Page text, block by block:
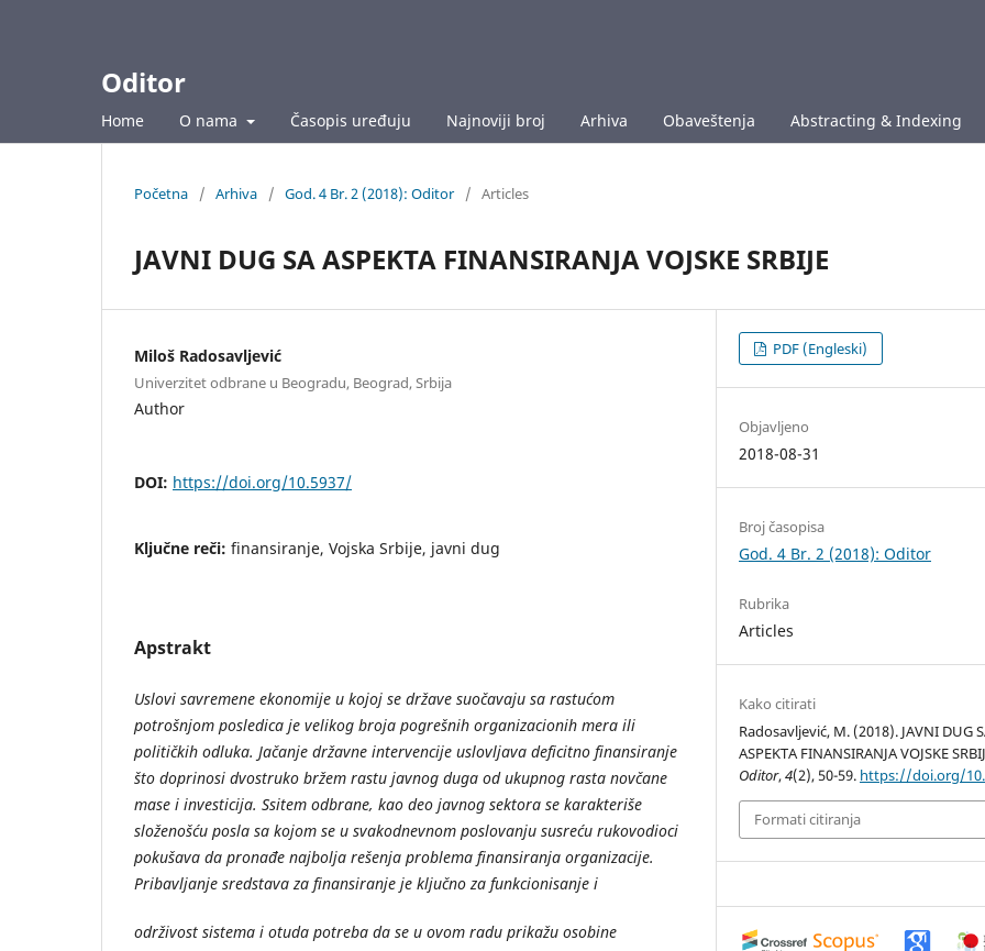
Oditor
Home O nama Časopis uređuju Najnoviji broj Arhiva Obaveštenja Abstracting & Indexing
Početna / Arhiva / God. 4 Br. 2 (2018): Oditor / Articles
JAVNI DUG SA ASPEKTA FINANSIRANJA VOJSKE SRBIJE
Miloš Radosavljević
Univerzitet odbrane u Beogradu, Beograd, Srbija
Author
DOI: https://doi.org/10.5937/
Ključne reči: finansiranje, Vojska Srbije, javni dug
Apstrakt
Uslovi savremene ekonomije u kojoj se države suočavaju sa rastućom
potrošnjom posledica je velikog broja pogrešnih organizacionih mera ili
političkih odluka. Jačanje državne intervencije uslovljava deficitno finansiranje
što doprinosi dvostruko bržem rastu javnog duga od ukupnog rasta novčane
mase i investicija. Ssitem odbrane, kao deo javnog sektora se karakteriše
složenošću posla sa kojom se u svakodnevnom poslovanju susreću rukovodioci
pokušava da pronađe najbolja rešenja problema finansiranja organizacije.
Pribavljanje sredstava za finansiranje je ključno za funkcionisanje i
održivost sistema i otuda potreba da se u ovom radu prikažu osobine
PDF (Engleski)
Objavljeno
2018-08-31
Broj časopisa
God. 4 Br. 2 (2018): Oditor
Rubrika
Articles
Kako citirati
Radosavljević, M. (2018). JAVNI DUG
ASPEKTA FINANSIRANJA VOJSKE
Oditor,4(2), 50-59. https://doi.org/
Formati citiranja